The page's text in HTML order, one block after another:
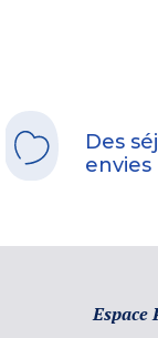
Des
envies
Espace